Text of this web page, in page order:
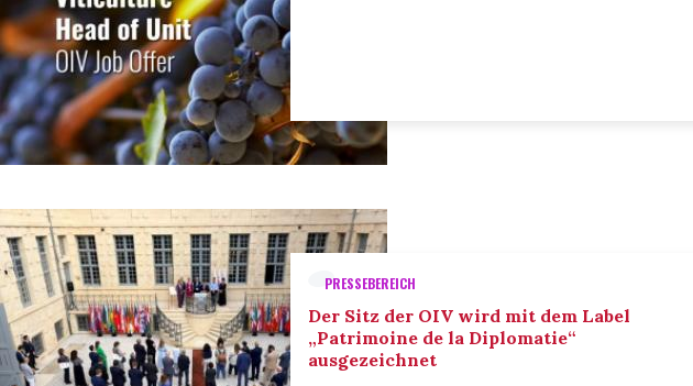
PRESSEBEREICH
Der Sitz der OIV wird mit dem Label
„Patrimoine de la Diplomatie“
ausgezeichnet